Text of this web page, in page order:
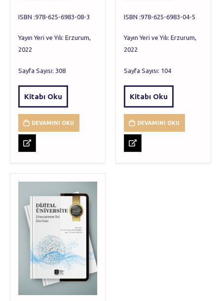
ISBN :978-625-6983-08-3
Yayın Yeri ve Yılı: Erzurum,
2022
Sayfa Sayısı: 308
Kitabı Oku
DEVAMINI OKU
ISBN :978-625-6983-04-5
Yayın Yeri ve Yılı: Erzurum,
2022
Sayfa Sayısı: 104
Kitabı Oku
DEVAMINI OKU